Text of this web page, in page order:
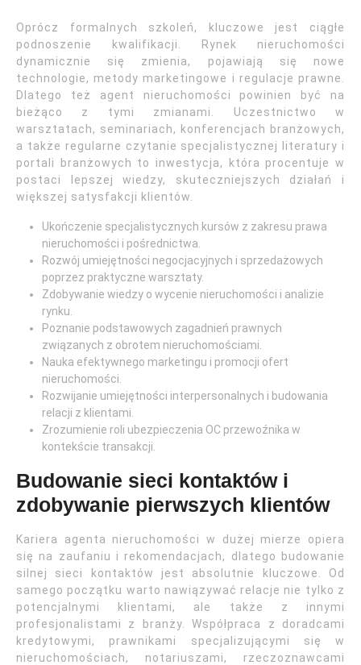
Oprócz formalnych szkoleń, kluczowe jest ciągłe
podnoszenie kwalifikacji. Rynek nieruchomości
dynamicznie się zmienia, pojawiają się nowe
technologie, metody marketingowe i regulacje prawne.
Dlatego też agent nieruchomości powinien być na
bieżąco z tymi zmianami. Uczestnictwo w
warsztatach, seminariach, konferencjach branżowych,
a także regularne czytanie specjalistycznej literatury i
portali branżowych to inwestycja, która procentuje w
postaci lepszej wiedzy, skuteczniejszych działań i
większej satysfakcji klientów.
Ukończenie specjalistycznych kursów z zakresu prawa
nieruchomości i pośrednictwa.
Rozwój umiejętności negocjacyjnych i sprzedażowych
poprzez praktyczne warsztaty.
Zdobywanie wiedzy o wycenie nieruchomości i analizie
rynku.
Poznanie podstawowych zagadnień prawnych
związanych z obrotem nieruchomościami.
Nauka efektywnego marketingu i promocji ofert
nieruchomości.
Rozwijanie umiejętności interpersonalnych i budowania
relacji z klientami.
Zrozumienie roli ubezpieczenia OC przewoźnika w
kontekście transakcji.
Budowanie sieci kontaktów i
zdobywanie pierwszych klientów
Kariera agenta nieruchomości w dużej mierze opiera
się na zaufaniu i rekomendacjach, dlatego budowanie
silnej sieci kontaktów jest absolutnie kluczowe. Od
samego początku warto nawiązywać relacje nie tylko z
potencjalnymi klientami, ale także z innymi
profesjonalistami z branży. Współpraca z doradcami
kredytowymi, prawnikami specjalizującymi się w
nieruchomościach, notariuszami, rzeczoznawcami